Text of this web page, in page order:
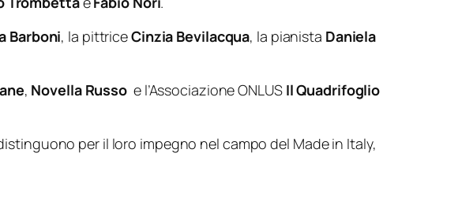
Barboni, la pittriceCinzia Bevilacqua, la pianista Daniela
, Novella Russo e l’Associazione ONLUS Il Quadrifoglio
per il loro impegno nel campo del Made in Italy,